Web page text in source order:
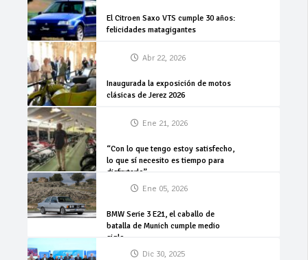
El Citroen Saxo VTS cumple 30 años:
felicidades matagigantes
Abr 22, 2026
Inaugurada la exposición de motos
clásicas de Jerez 2026
Ene 21, 2026
“Con lo que tengo estoy satisfecho,
lo que sí necesito es tiempo para
disfrutarlo”
Ene 05, 2026
BMW Serie 3 E21, el caballo de
batalla de Munich cumple medio
siglo
Dic 30, 2025